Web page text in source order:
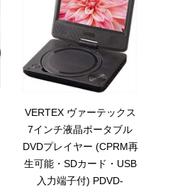
VERTEX ヴァーテックス
7インチ液晶ポータブル
DVDプレイヤー (CPRM再
生可能・SDカード・USB
入力端子付) PDVD-